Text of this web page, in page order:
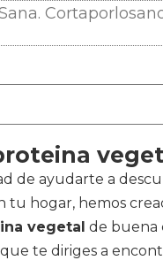
de ayudarte a
tu hogar, hemos
vegetal de buena
te diriges a